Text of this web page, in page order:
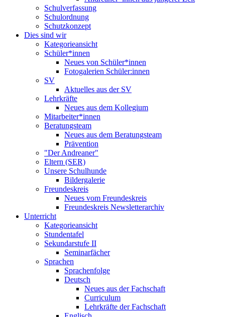
Schulverfassung
Schulordnung
Schutzkonzept
Dies sind wir
Kategorieansicht
Schüler*innen
Neues von Schüler*innen
Fotogalerien Schüler:innen
SV
Aktuelles aus der SV
Lehrkräfte
Neues aus dem Kollegium
Mitarbeiter*innen
Beratungsteam
Neues aus dem Beratungsteam
Prävention
"Der Andreaner"
Eltern (SER)
Unsere Schulhunde
Bildergalerie
Freundeskreis
Neues vom Freundeskreis
Freundeskreis Newsletterarchiv
Unterricht
Kategorieansicht
Stundentafel
Sekundarstufe II
Seminarfächer
Sprachen
Sprachenfolge
Deutsch
Neues aus der Fachschaft
Curriculum
Lehrkräfte der Fachschaft